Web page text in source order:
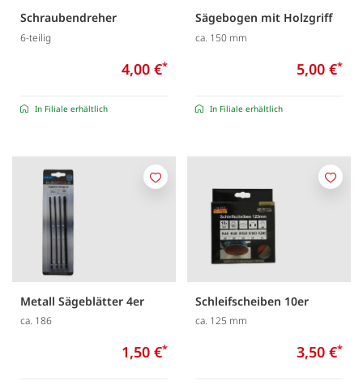
Schraubendreher
6-teilig
4,00 €*
In Filiale erhältlich
Sägebogen mit Holzgriff
ca. 150 mm
5,00 €*
In Filiale erhältlich
Metall Sägeblätter 4er
ca. 186
1,50 €*
Merken
Schleifscheiben 10er
ca. 125 mm
3,50 €*